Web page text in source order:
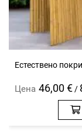
Естествено
Цена 46,00 € /